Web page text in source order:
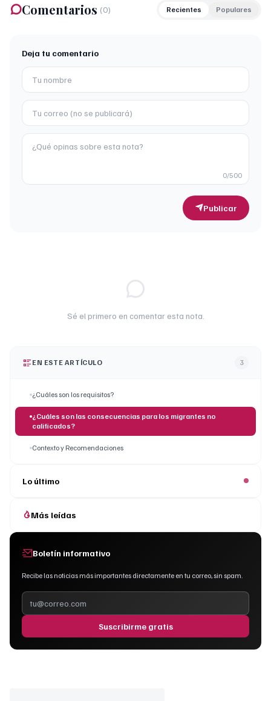
Comentarios (0) Recientes Populares
Deja tu comentario
0/500
Publicar
Sé el primero en comentar esta nota.
EN ESTE ARTÍCULO 3
¿Cuáles son los requisitos?
¿Cuáles son las consecuencias para los migrantes no
calificados?
Contexto y Recomendaciones
Lo último
Más leídas
Boletín informativo
Recibe las noticias más importantes directamente en tu correo, sin spam.
Suscribirme gratis